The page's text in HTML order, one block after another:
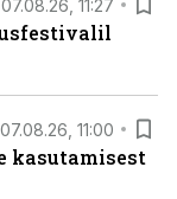
07.08.26, 11:27
07.08.26, 11:00
kasutamisest